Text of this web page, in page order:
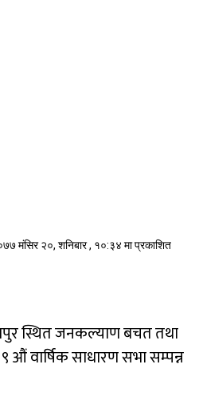
मंसिर २०, शनिबार , १०:३४ मा प्रकाशित
स्थित जनकल्याण बचत तथा
वार्षिक साधारण सभा सम्पन्न